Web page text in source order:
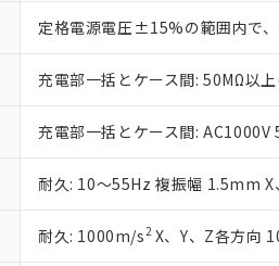
定格電源電圧±15%の範囲内で
充電部一括とケース間: 50MΩ以
充電部一括とケース間:
耐久: 10～55Hz 複振幅 1.5mm X
耐久: 1000m/s2X、Y、Z各方向
51物質の非含有証
※本証明書は発行日
また、RoHS指令
混在することから
既に当社にて対応